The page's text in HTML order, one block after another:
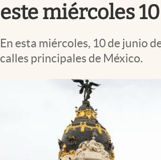
Tv
Espiritualidad
este miércoles
En esta miércoles, 10 de junio
calles principales de México.